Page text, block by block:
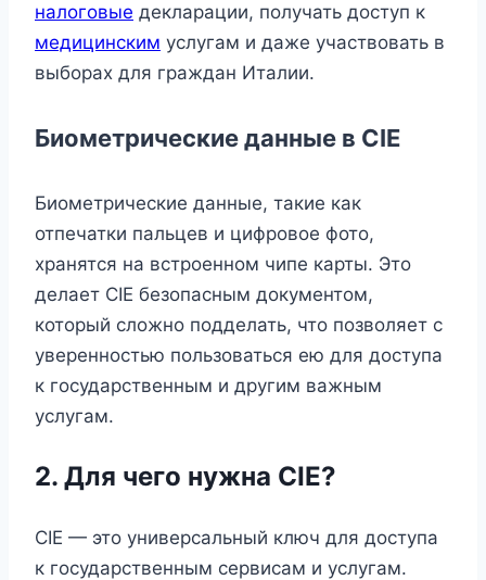
налоговые декларации, получать доступ к
медицинским услугам и даже участвовать в
выборах для граждан Италии.
Биометрические данные в CIE
Биометрические данные, такие как
отпечатки пальцев и цифровое фото,
хранятся на встроенном чипе карты. Это
делает CIE безопасным документом,
который сложно подделать, что позволяет с
уверенностью пользоваться ею для доступа
к государственным и другим важным
услугам.
2. Для чего нужна CIE?
CIE — это универсальный ключ для доступа
к государственным сервисам и услугам.